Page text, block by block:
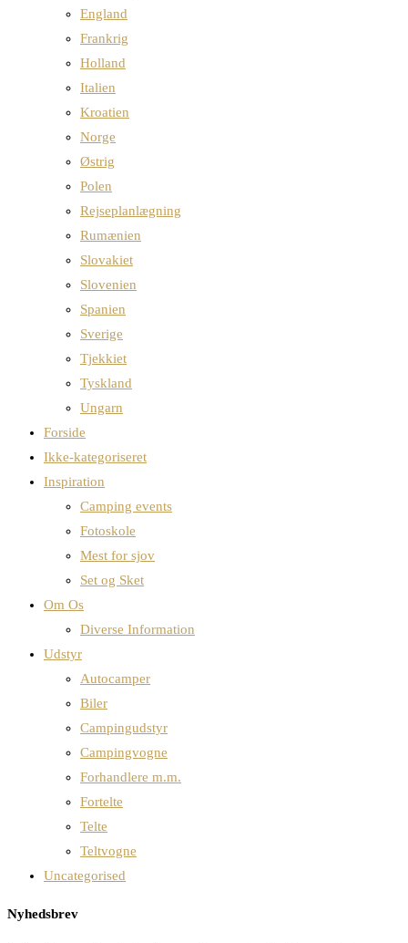
England
Frankrig
Holland
Italien
Kroatien
Norge
Østrig
Polen
Rejseplanlægning
Rumænien
Slovakiet
Slovenien
Spanien
Sverige
Tjekkiet
Tyskland
Ungarn
Forside
Ikke-kategoriseret
Inspiration
Camping events
Fotoskole
Mest for sjov
Set og Sket
Om Os
Diverse Information
Udstyr
Autocamper
Biler
Campingudstyr
Campingvogne
Forhandlere m.m.
Fortelte
Telte
Teltvogne
Uncategorised
Nyhedsbrev